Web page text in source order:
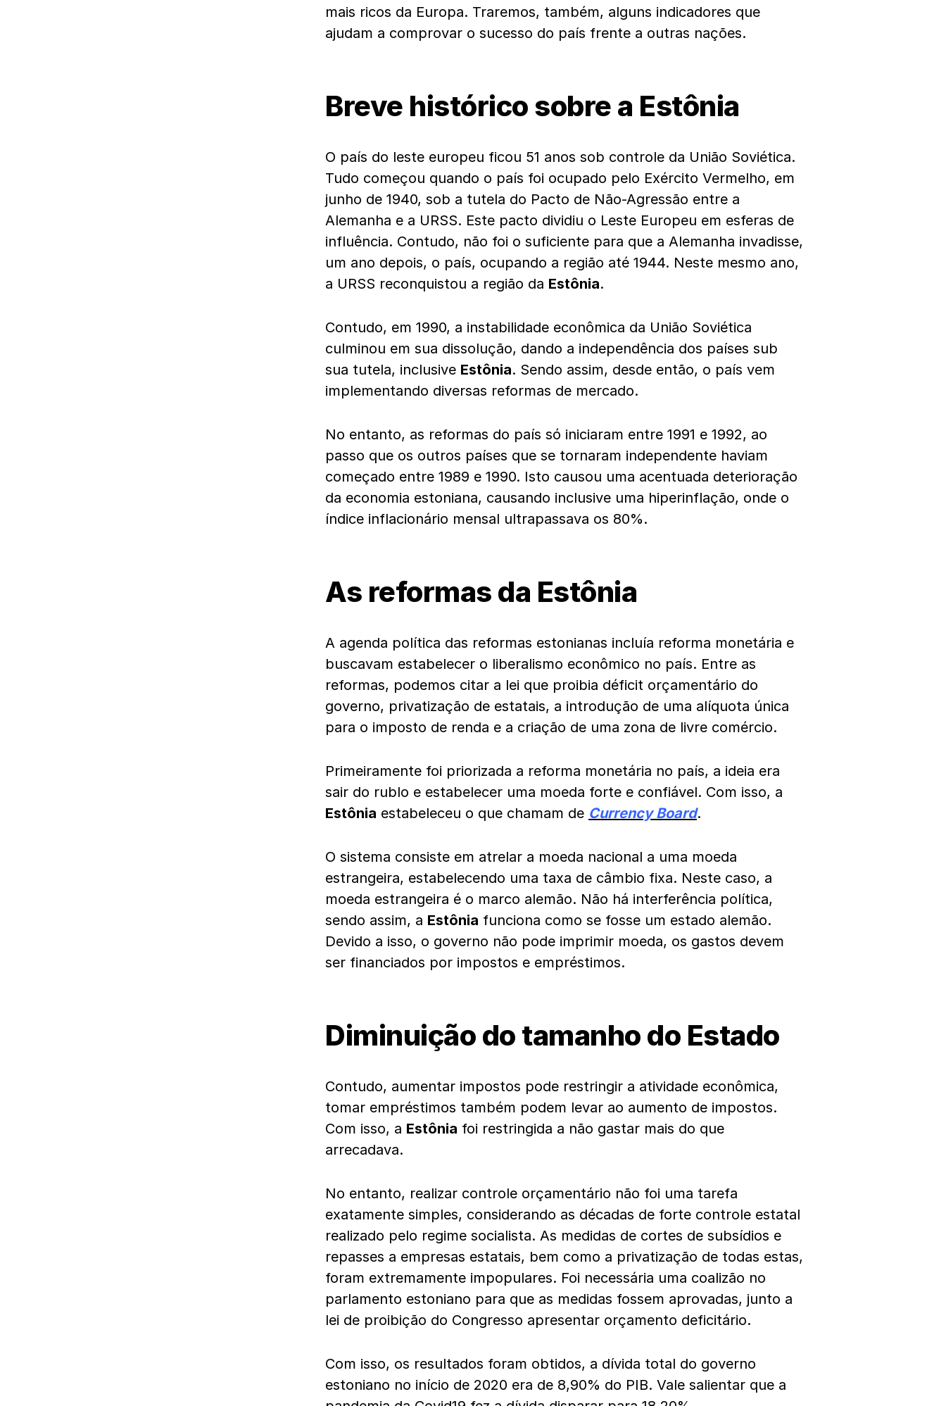
mais ricos da Europa. Traremos, também, alguns indicadores que
ajudam a comprovar o sucesso do país frente a outras nações.
Breve histórico sobre a Estônia
O país do leste europeu ficou 51 anos sob controle da União Soviética.
Tudo começou quando o país foi ocupado pelo Exército Vermelho, em
junho de 1940, sob a tutela do Pacto de Não-Agressão entre a
Alemanha e a URSS. Este pacto dividiu o Leste Europeu em esferas de
influência. Contudo, não foi o suficiente para que a Alemanha invadisse,
um ano depois, o país, ocupando a região até 1944. Neste mesmo ano,
a URSS reconquistou a região da Estônia.
Contudo, em 1990, a instabilidade econômica da União Soviética
culminou em sua dissolução, dando a independência dos países sub
sua tutela, inclusive Estônia. Sendo assim, desde então, o país vem
implementando diversas reformas de mercado.
No entanto, as reformas do país só iniciaram entre 1991 e 1992, ao
passo que os outros países que se tornaram independente haviam
começado entre 1989 e 1990. Isto causou uma acentuada deterioração
da economia estoniana, causando inclusive uma hiperinflação, onde o
índice inflacionário mensal ultrapassava os 80%.
As reformas da Estônia
A agenda política das reformas estonianas incluía reforma monetária e
buscavam estabelecer o liberalismo econômico no país. Entre as
reformas, podemos citar a lei que proibia déficit orçamentário do
governo, privatização de estatais, a introdução de uma alíquota única
para o imposto de renda e a criação de uma zona de livre comércio.
Primeiramente foi priorizada a reforma monetária no país, a ideia era
sair do rublo e estabelecer uma moeda forte e confiável. Com isso, a
Estônia estabeleceu o que chamam de Currency Board.
O sistema consiste em atrelar a moeda nacional a uma moeda
estrangeira, estabelecendo uma taxa de câmbio fixa. Neste caso, a
moeda estrangeira é o marco alemão. Não há interferência política,
sendo assim, a Estônia funciona como se fosse um estado alemão.
Devido a isso, o governo não pode imprimir moeda, os gastos devem
ser financiados por impostos e empréstimos.
Diminuição do tamanho do Estado
Contudo, aumentar impostos pode restringir a atividade econômica,
tomar empréstimos também podem levar ao aumento de impostos.
Com isso, a Estônia foi restringida a não gastar mais do que
arrecadava.
No entanto, realizar controle orçamentário não foi uma tarefa
exatamente simples, considerando as décadas de forte controle estatal
realizado pelo regime socialista. As medidas de cortes de subsídios e
repasses a empresas estatais, bem como a privatização de todas estas,
foram extremamente impopulares. Foi necessária uma coalizão no
parlamento estoniano para que as medidas fossem aprovadas, junto a
lei de proibição do Congresso apresentar orçamento deficitário.
Com isso, os resultados foram obtidos, a dívida total do governo
estoniano no início de 2020 era de 8,90% do PIB. Vale salientar que a